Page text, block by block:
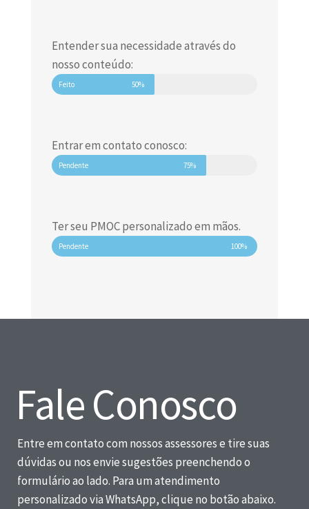
Entender sua necessidade através do
nosso conteúdo:
Feito 50%
Entrar em contato conosco:
Pendente 75%
Ter seu PMOC personalizado em mãos.
Pendente 100%
Fale Conosco
Entre em contato com nossos assessores e tire suas
dúvidas ou nos envie sugestões preenchendo o
formulário ao lado. Para um atendimento
personalizado via WhatsApp, clique no botão abaixo.